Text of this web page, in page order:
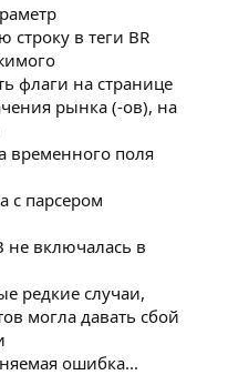
строку в теги BR
флаги на странице
рынка (-ов), на
временного поля
с парсером
не включалась в
редкие случаи,
могла давать сбой
ошибка...